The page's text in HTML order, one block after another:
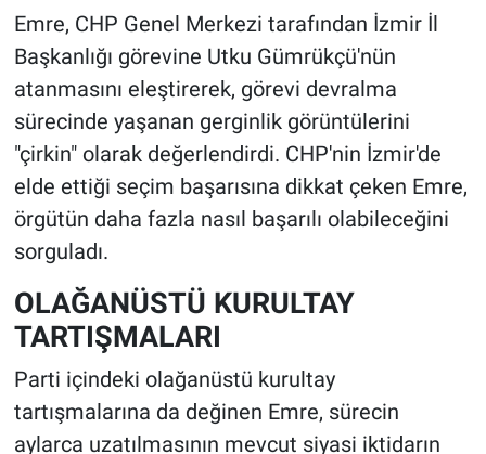
Emre, CHP Genel Merkezi tarafından İzmir İl
Başkanlığı görevine Utku Gümrükçü'nün
atanmasını eleştirerek, görevi devralma
sürecinde yaşanan gerginlik görüntülerini
"çirkin" olarak değerlendirdi. CHP'nin İzmir'de
elde ettiği seçim başarısına dikkat çeken Emre,
örgütün daha fazla nasıl başarılı olabileceğini
sorguladı.
OLAĞANÜSTÜ KURULTAY
TARTIŞMALARI
Parti içindeki olağanüstü kurultay
tartışmalarına da değinen Emre, sürecin
aylarca uzatılmasının mevcut siyasi iktidarın